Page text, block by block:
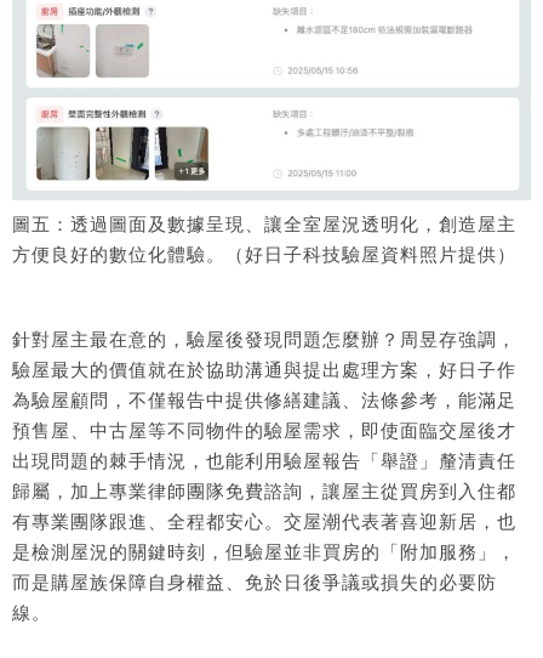
圖五：透過圖面及數據呈現、讓全室屋況透明化，創造屋主
方便良好的數位化體驗。（好日子科技驗屋資料照片提供）
針對屋主最在意的，驗屋後發現問題怎麼辦？周昱存強調，
驗屋最大的價值就在於協助溝通與提出處理方案，好日子作
為驗屋顧問，不僅報告中提供修繕建議、法條參考，能滿足
預售屋、中古屋等不同物件的驗屋需求，即使面臨交屋後才
出現問題的棘手情況，也能利用驗屋報告「舉證」釐清責任
歸屬，加上專業律師團隊免費諮詢，讓屋主從買房到入住都
有專業團隊跟進、全程都安心。交屋潮代表著喜迎新居，也
是檢測屋況的關鍵時刻，但驗屋並非買房的「附加服務」，
而是購屋族保障自身權益、免於日後爭議或損失的必要防
線。